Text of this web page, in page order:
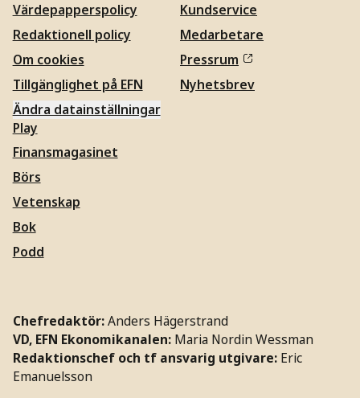
Värdepapperspolicy
Redaktionell policy
Om cookies
Tillgänglighet på EFN
Ändra datainställningar
Kundservice
Medarbetare
Pressrum
Nyhetsbrev
Play
Finansmagasinet
Börs
Vetenskap
Bok
Podd
Chefredaktör:Anders Hägerstrand
VD, EFN Ekonomikanalen: Maria Nordin Wessman
Redaktionschef och tf ansvarig utgivare: Eric
Emanuelsson